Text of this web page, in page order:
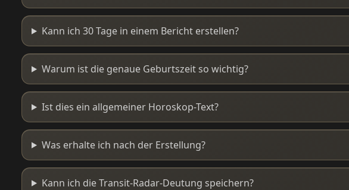
Kann ich 30 Tage in einem Bericht erstellen?
Warum ist die genaue Geburtszeit so wichtig?
Ist dies ein allgemeiner Horoskop-Text?
Was erhalte ich nach der Erstellung?
Kann ich die Transit-Radar-Deutung speichern?